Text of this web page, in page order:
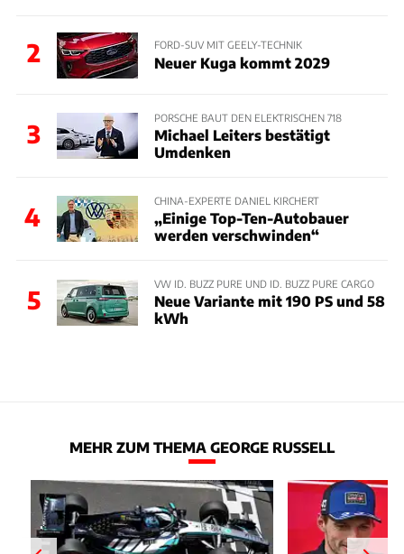
2 FORD-SUV MIT GEELY-TECHNIK
Neuer Kuga kommt 2029
3
PORSCHE BAUT DEN ELEKTRISCHEN 718
Michael Leiters bestätigt
Umdenken
4
CHINA-EXPERTE DANIEL KIRCHERT
„Einige Top-Ten-Autobauer
werden verschwinden“
5
VW ID. BUZZ PURE UND ID. BUZZ PURE CARGO
Neue Variante mit 190 PS und 58
kWh
MEHR ZUM THEMA GEORGE RUSSELL